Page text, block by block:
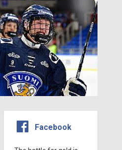
Facebook